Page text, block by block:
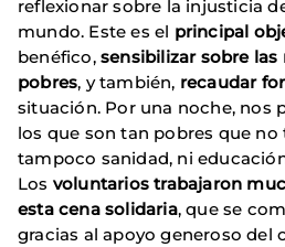
reflexionar sobre la injusticia
mundo. Este es el principal
benéfico, sensibilizar sobre las
pobres, y también, recaudar
situación. Por una noche, nos
los que son tan pobres que
tampoco sanidad, ni
Los voluntarios trabajaron
esta cena solidaria, que se
gracias al apoyo generoso del